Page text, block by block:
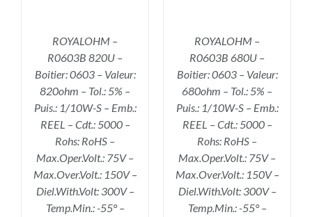
ROYALOHM –
R0603B 820U –
Boitier: 0603 – Valeur:
820ohm – Tol.: 5% –
Puis.: 1/10W-S – Emb.:
REEL – Cdt.: 5000 –
Rohs: RoHS –
Max.Oper.Volt.: 75V –
Max.Over.Volt.: 150V –
Diel.With.Volt: 300V –
Temp.Min.: -55° –
ROYALOHM –
R0603B 680U –
Boitier: 0603 – Valeur:
680ohm – Tol.: 5% –
Puis.: 1/10W-S – Emb.:
REEL – Cdt.: 5000 –
Rohs: RoHS –
Max.Oper.Volt.: 75V –
Max.Over.Volt.: 150V –
Diel.With.Volt: 300V –
Temp.Min.: -55° –